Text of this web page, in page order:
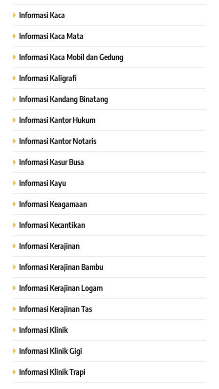
Informasi Kaca
Informasi Kaca Mata
Informasi Kaca Mobil dan Gedung
Informasi Kaligrafi
Informasi Kandang Binatang
Informasi Kantor Hukum
Informasi Kantor Notaris
Informasi Kasur Busa
Informasi Kayu
Informasi Keagamaan
Informasi Kecantikan
Informasi Kerajinan
Informasi Kerajinan Bambu
Informasi Kerajinan Logam
Informasi Kerajinan Tas
Informasi Klinik
Informasi Klinik Gigi
Informasi Klinik Trapi